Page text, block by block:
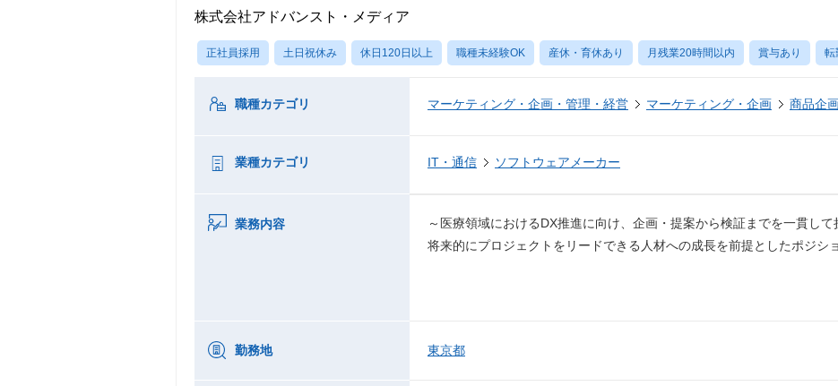
株式会社アドバンスト・メディア
正社員採用 土日祝休み 休日120日以上 職種未経験OK 産休・育休あり 月残業20時間以内 賞与あり 転
職種カテゴリ マーケティング・企画・管理・経営 マーケティング・企画 商品企
業種カテゴリ IT・通信 ソフトウェアメーカー
業務内容
～医療領域におけるDX推進に向け、企画・提案から検証までを一貫して
将来的にプロジェクトをリードできる人材への成長を前提としたポジシ
勤務地 東京都